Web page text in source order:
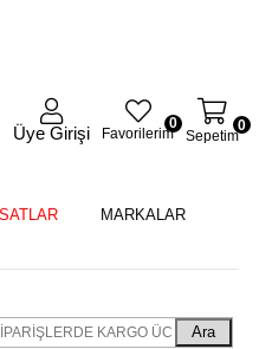
Üye Girişi Favorilerim
0
Sepetim
0
MARKALAR
Ara